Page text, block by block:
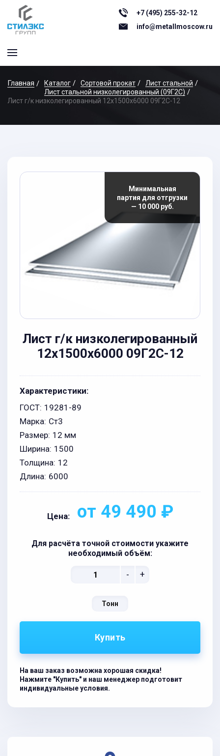
+7 (495) 255-32-12
info@metallmoscow.ru
Главная Каталог Сортовой прокат
Лист стальной
Лист стальной низколегированный (09Г2С)
Лист г/к низколегированный 12x1500x6000 09Г2С-12
Минимальная
партия для отгрузки
— 10 000 руб.
Лист г/к низколегированный
12x1500x6000 09Г2С-12
Характеристики:
ГОСТ: 19281-89
Марка: Ст3
Размер: 12 мм
Ширина: 1500
Толщина: 12
Длина: 6000
Цена: от 49 490 ₽
Для расчёта точной стоимости укажите
необходимый объём:
- +
Тонн
Купить
На ваш заказ возможна хорошая скидка!
Нажмите "Купить" и наш менеджер подготовит
индивидуальные условия.